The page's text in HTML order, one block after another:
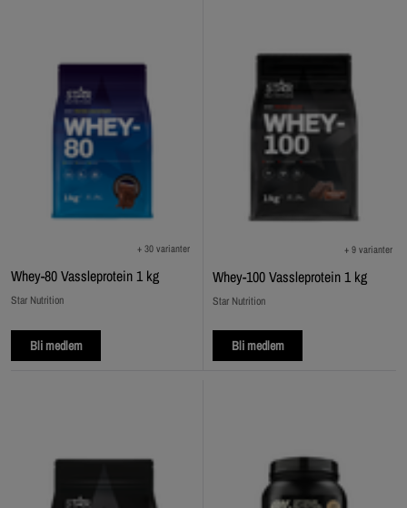
Whey-80 Vassleprotein 1 kg
+ 30 varianter
Star Nutrition
Bli medlem
Whey-100 Vassleprotein 1 kg
+ 9 varianter
Star Nutrition
Bli medlem